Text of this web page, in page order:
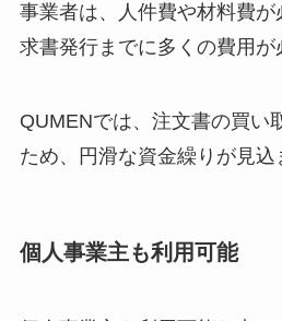
事業者は、人件費や材料費
求書発行までに多くの費用が
QUMENでは、注文書の買い
ため、円滑な資金繰りが見込
個人事業主も利用可能